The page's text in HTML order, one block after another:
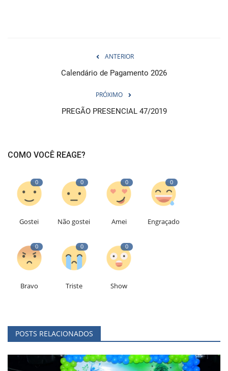
ANTERIOR
Calendário de Pagamento 2026
PRÓXIMO
PREGÃO PRESENCIAL 47/2019
COMO VOCÊ REAGE?
0
Gostei
0
Não gostei
0
Amei
0
Engraçado
0
Bravo
0
Triste
0
Show
POSTS RELACIONADOS